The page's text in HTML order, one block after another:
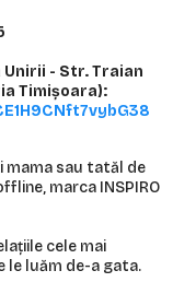
Unirii - Str. Traian
Timișoara):
mama sau tatăl de
marca INSPIRO
cele mai
le luăm de-a gata.